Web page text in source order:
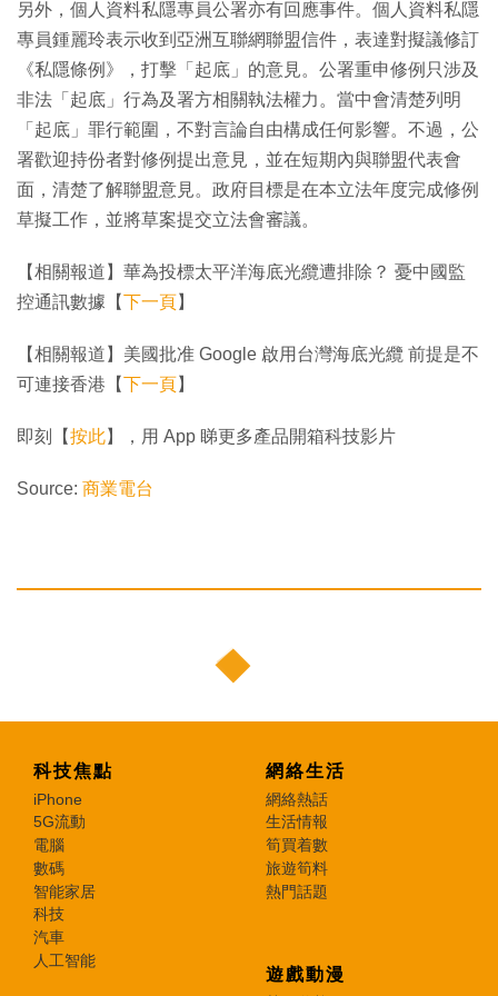
另外，個人資料私隱專員公署亦有回應事件。個人資料私隱
專員鍾麗玲表示收到亞洲互聯網聯盟信件，表達對擬議修訂
《私隱條例》，打擊「起底」的意見。公署重申修例只涉及
非法「起底」行為及署方相關執法權力。當中會清楚列明
「起底」罪行範圍，不對言論自由構成任何影響。不過，公
署歡迎持份者對修例提出意見，並在短期內與聯盟代表會
面，清楚了解聯盟意見。政府目標是在本立法年度完成修例
草擬工作，並將草案提交立法會審議。
【相關報道】華為投標太平洋海底光纜遭排除？ 憂中國監
控通訊數據【下一頁】
【相關報道】美國批准 Google 啟用台灣海底光纜 前提是不
可連接香港【下一頁】
即刻【按此】，用 App 睇更多產品開箱科技影片
Source: 商業電台
科技焦點
iPhone
5G流動
電腦
數碼
智能家居
科技
汽車
人工智能
網絡生活
網絡熱話
生活情報
筍買着數
旅遊筍料
熱門話題
遊戲動漫